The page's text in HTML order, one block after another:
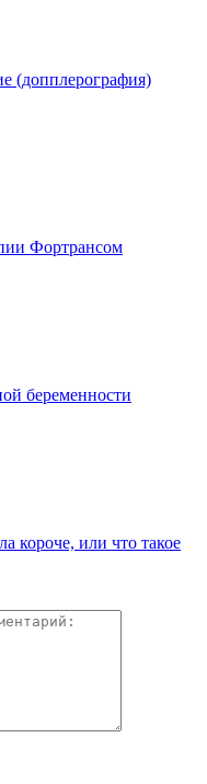
(допплерография)
Фортрансом
беременности
короче, или что такое